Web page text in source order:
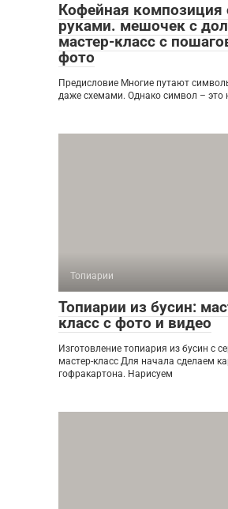
Кофейная композиция
руками. мешочек с
мастер-класс с
фото
Предисловие Многие путают
даже схемами. Однако символ – это
Топиарии
Топиарии из бусин:
класс с фото и видео
Изготовление топиария из бусин с
мастер-класс Для начала сделаем
гофракартона. Нарисуем